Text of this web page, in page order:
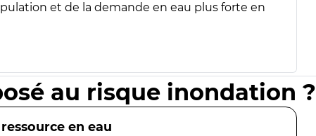
et de la demande en eau plus forte en
au risque inondation ?
en eau